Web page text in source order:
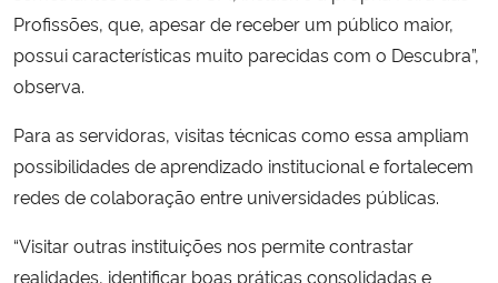
Profissões, que, apesar de receber um público maior,
possui características muito parecidas com o Descubra”,
observa.
Para as servidoras, visitas técnicas como essa ampliam
possibilidades de aprendizado institucional e fortalecem
redes de colaboração entre universidades públicas.
“Visitar outras instituições nos permite contrastar
realidades, identificar boas práticas consolidadas e